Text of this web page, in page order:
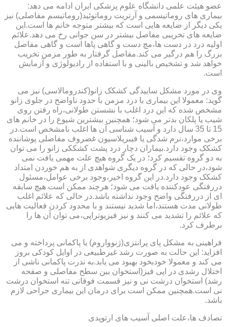
عضو هیئت علمی دانشگاه علوم پزشکی ایران ادامه می دهد:
بیماری های روماتیسمی و آرتریت روماتوئید(روماتیسم مفاصلی) نیز
یکی دیگر از ضایعه هایی است که بیشتر متوجه خانم ها است.این
ضایعه های تخریبی مفاصل بیشتر در سن جوانی رخ می دهد.علائم
اولیه درد در دست ها،مچ دست و گاهی پاها است و گاهی مفاصل
بزرگ را هم درگیر می کند.مفاصل گرفتار به طور مزمن تخریب
خواهد شد و تشخیص بالینی و با استفاده از رادیولوژی و آزمایش
است.
وی در مورد مشکل ساییدگی کشکک زانو(کندرومالاسی) نیز می
گوید: معمولا این بیماری با درد مزمن با حدود ناواضح در جلوی زانو
مشخص شده که این درد اغلب با نشستن طولانی،راه رفتن روی
شیب یا پلکان بدتر می شود؛ همچنین بیشترین شیوع را در خانم های
15 تا 35 سال دارد و آسیب شناسی آن ها اغلب نامشخص است.در
برخی موارد،نرم شدگی یا فیبریلاسیون غضروف مفاصلی پوشاننده
کشکک وجود دارد.بیماران دچار درد پشت کشککی زانو را می توان
به دو گروه تقسیم کرد؛ در یک گروه هیچ علت مهمی یافت نمی
شود،در حالی که در گروه دیگری شواهدی از به هم خوردن امتداد
کشکک وجود دارد.در این گروه اخیر،وجود برخی عوامل،مسئول
دررفتگی عودکننده یافت می شود؛ هرچند ممکن است هیچ سابقه
ای از دررفتگی واضح وجود نداشته باشد.در حالی که علائم اغلب
طولانی مدت هستند،اما شدید نیستند و با محدود کردن فعالیت هایی
که علائم را تشدید می کنند و نیز فیزیوتراپی،می توان آن ها را
برطرف کرد.
فراهینی به مشکل پای پرانتزی(ژنوواروم) یا پاکمانی پرداخته و می
افزاید: این حالت به صورت رشد غیرطبیعی در اوایل کودکی بروز
می کند و معمولا خودبخود بهبود می یابد.به ندرت پاکمانی ناشی از
اختلال رشدی در اپی فیز(استخوان بین سطح مفاصلی و صفحه
رشد) استخوان درشت نی و نیز قسمت فوقانی تنه استخوان درشت
نی است.همچنین ممکن است برای درمان این بیماری جراحی لازم
باشد.
تصادف ها،علت اصلی آسیب های ارتوپدی